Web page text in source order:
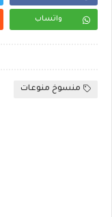
واتساب
منسوخ منوعات